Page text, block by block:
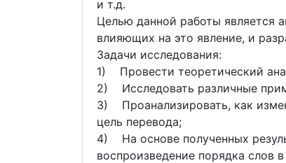
и т.д.
Целью данной работы является
влияющих на это явление, и
Задачи исследования:
1) Провести теоретический
2) Исследовать различные
3) Проанализировать, как
цель перевода;
4) На основе полученных
воспроизведение порядка слов